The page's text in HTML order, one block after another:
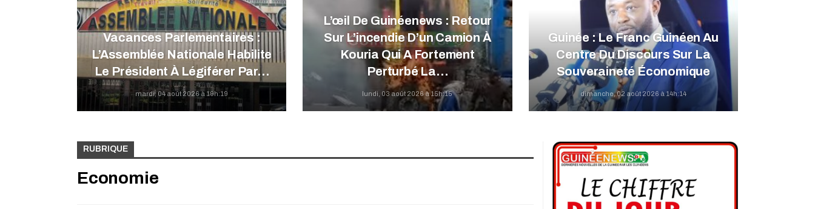
Vacances Parlementaires :
L’Assemblée Nationale Habilite
Le Président À Légiférer Par…
mardi, 04 août 2026 à 19h:19
L’œil De Guinéenews : Retour
Sur L’incendie D’un Camion À
Kouria Qui A Fortement
Perturbé La…
lundi, 03 août 2026 à 15h:15
Guinée : Le Franc Guinéen Au
Centre Du Discours Sur La
Souveraineté Économique
dimanche, 02 août 2026 à 14h:14
RUBRIQUE
Economie